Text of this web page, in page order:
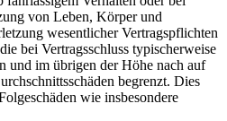
von Leben, Körper und
wesentlicher Vertragspflichten
bei Vertragsschluss typischerweise
und im übrigen der Höhe nach auf
begrenzt. Dies
wie insbesondere